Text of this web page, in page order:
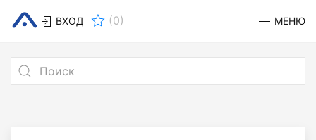
ВХОД (0) МЕНЮ